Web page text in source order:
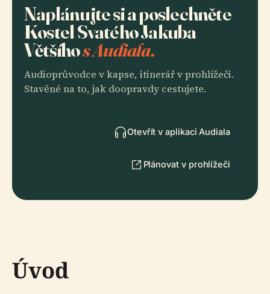
Naplánujte si a poslechněte
Kostel Svatého Jakuba
Většíhos Audiala.
Audioprůvodce v kapse, itinerář v prohlížeči.
Stavěné na to, jak doopravdy cestujete.
Otevřít v aplikaci Audiala
Plánovat v prohlížeči
Úvod